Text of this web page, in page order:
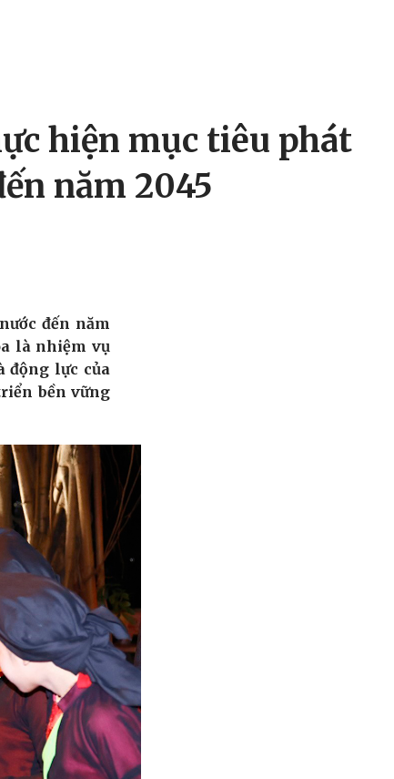
hiện mục tiêu phát
năm 2045
đến năm
là nhiệm vụ
động lực của
bền vững